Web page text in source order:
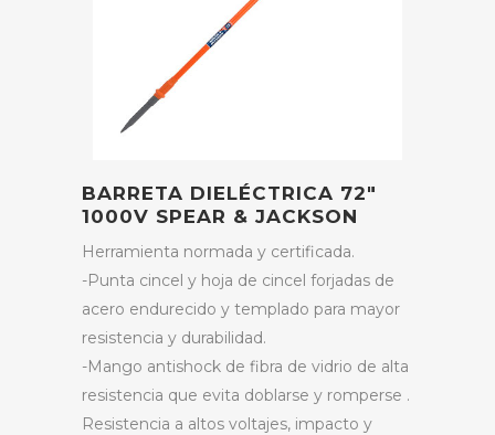
BARRETA DIELÉCTRICA 72″
1000V SPEAR & JACKSON
Herramienta normada y certificada.
-Punta cincel y hoja de cincel forjadas de
acero endurecido y templado para mayor
resistencia y durabilidad.
-Mango antishock de fibra de vidrio de alta
resistencia que evita doblarse y romperse .
Resistencia a altos voltajes, impacto y